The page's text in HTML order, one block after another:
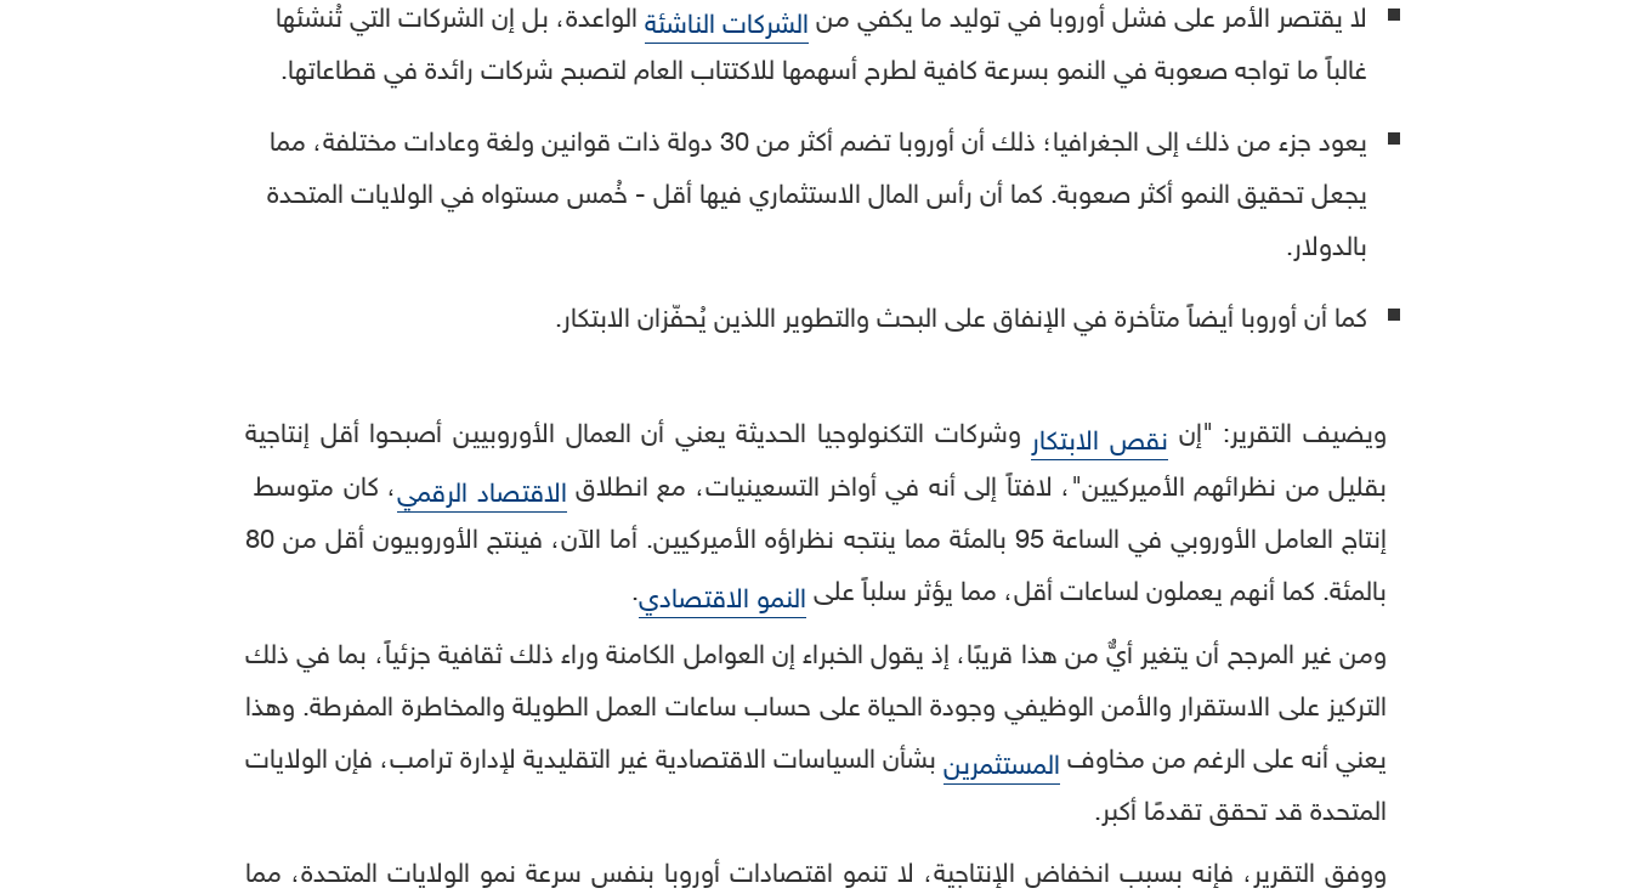
لا يقتصر الأمر على فشل أوروبا في توليد ما يكفي منالشركات الناشئةالواعدة، بل إن الشركات التي تُنشئها
غالباً ما تواجه صعوبة في النمو بسرعة كافية لطرح أسهمها للاكتتاب العام لتصبح شركات رائدة في قطاعاتها.
يعود جزء من ذلك إلى الجغرافيا؛ ذلك أن أوروبا تضم ​​أكثر من 30 دولة ذات قوانين ولغة وعادات مختلفة، مما
يجعل تحقيق النمو أكثر صعوبة. كما أن رأس المال الاستثماري فيها أقل - خُمس مستواه في الولايات المتحدة
بالدولار.
كما أن أوروبا أيضاً متأخرة في الإنفاق على البحث والتطوير اللذين يُحفّزان الابتكار.
ويضيف التقرير: "إن نقص الابتكار وشركات التكنولوجيا الحديثة يعني أن العمال الأوروبيين أصبحوا أقل إنتاجية
بقليل من نظرائهم الأميركيين"، لافتاً إلى أنه في أواخر التسعينيات، مع انطلاق الاقتصاد الرقمي، كان متوسط ​​
إنتاج العامل الأوروبي في الساعة 95 بالمئة مما ينتجه نظراؤه الأميركيين. أما الآن، فينتج الأوروبيون أقل من 80
بالمئة. كما أنهم يعملون لساعات أقل، مما يؤثر سلباً علىالنمو الاقتصادي.
ومن غير المرجح أن يتغير أيٌّ من هذا قريبًا، إذ يقول الخبراء إن العوامل الكامنة وراء ذلك ثقافية جزئياً، بما في ذلك
التركيز على الاستقرار والأمن الوظيفي وجودة الحياة على حساب ساعات العمل الطويلة والمخاطرة المفرطة. وهذا
يعني أنه على الرغم من مخاوفالمستثمرينبشأن السياسات الاقتصادية غير التقليدية لإدارة ترامب، فإن الولايات
المتحدة قد تحقق تقدمًا أكبر.
ووفق التقرير، فإنه بسبب انخفاض الإنتاجية، لا تنمو اقتصادات أوروبا بنفس سرعة نمو الولايات المتحدة، مما